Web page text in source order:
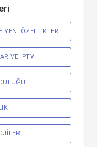
YENİ ÖZELLİKLER
VE IPTV